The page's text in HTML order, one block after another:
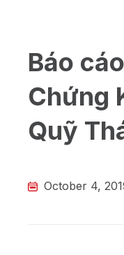
Báo
Chứng
Quỹ
October 4,